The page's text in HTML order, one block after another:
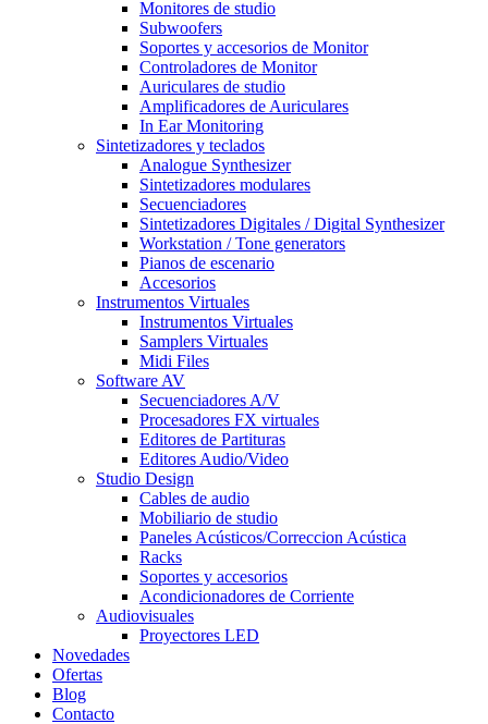
Monitores de studio
Subwoofers
Soportes y accesorios de Monitor
Controladores de Monitor
Auriculares de studio
Amplificadores de Auriculares
In Ear Monitoring
Sintetizadores y teclados
Analogue Synthesizer
Sintetizadores modulares
Secuenciadores
Sintetizadores Digitales / Digital Synthesizer
Workstation / Tone generators
Pianos de escenario
Accesorios
Instrumentos Virtuales
Instrumentos Virtuales
Samplers Virtuales
Midi Files
Software AV
Secuenciadores A/V
Procesadores FX virtuales
Editores de Partituras
Editores Audio/Video
Studio Design
Cables de audio
Mobiliario de studio
Paneles Acústicos/Correccion Acústica
Racks
Soportes y accesorios
Acondicionadores de Corriente
Audiovisuales
Proyectores LED
Novedades
Ofertas
Blog
Contacto